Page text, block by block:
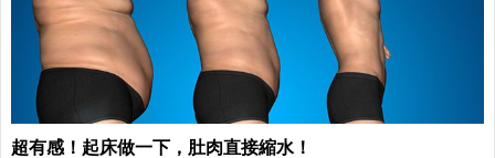
超有感！起床做一下，肚肉直接縮水！